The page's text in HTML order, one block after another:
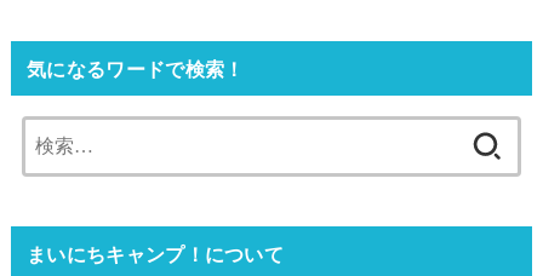
気になるワードで検索！
索:
まいにちキャンプ！について